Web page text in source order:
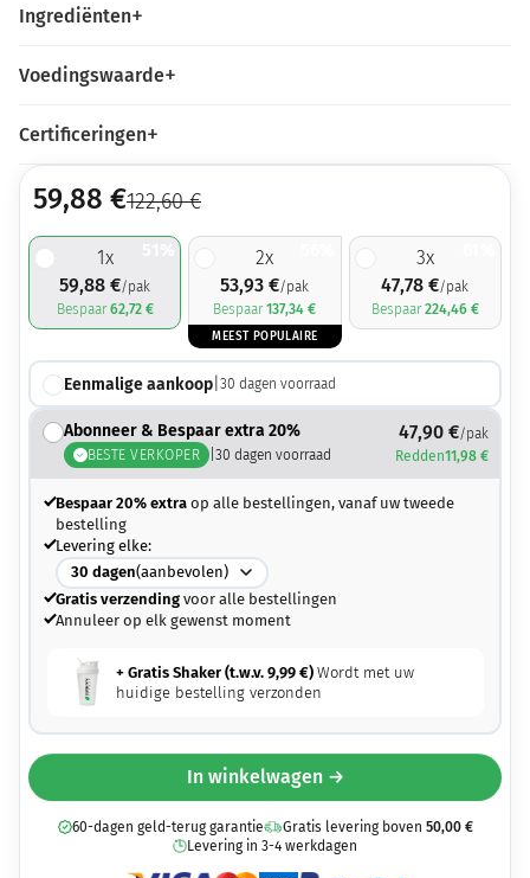
Ingrediënten
Voedingswaarde
Certificeringen
59,88 €122,60€
1x
59,88€/pak
Bespaar62,72 €
2x
53,93€/pak
Bespaar137,34€
MEEST POPULAIRE
3x
47,78€/pak
Bespaar224,46 €
Eenmalige aankoop| 30 dagen voorraad
Abonneer & Bespaar extra 20%
BESTE VERKOPER |30 dagen voorraad
47,90 €/pak
Redden11,98 €
Bespaar 20% extraop alle bestellingen, vanaf uw tweede
bestelling
Levering elke:
30 dagen(aanbevolen)
Gratis verzendingvoor alle bestellingen
Annuleer op elk gewenst moment
+ Gratis Shaker (t.w.v. 9,99 €) Wordt met uw
huidige bestelling verzonden
In winkelwagen →
60-dagen geld-terug garantie Gratis levering boven 50,00 €
Levering in 3-4 werkdagen